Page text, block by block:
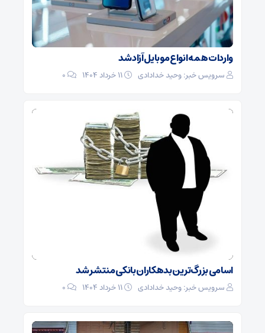
واردات همه انواع موبایل آزاد شد
سرویس خبر: وحید خدادادی 0
اسامی بزرگ‌ترین بدهکاران بانکی منتشر شد
سرویس خبر: وحید خدادادی 0